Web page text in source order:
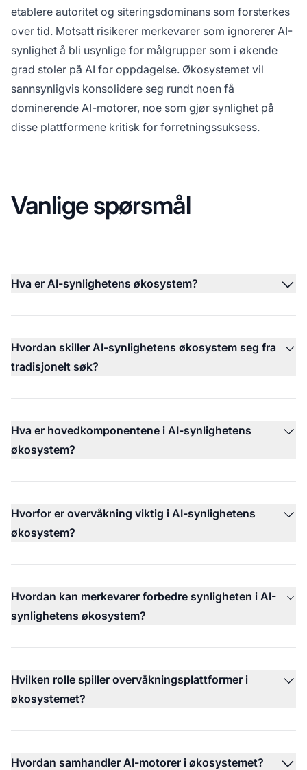
etablere autoritet og siteringsdominans som forsterkes
over tid. Motsatt risikerer merkevarer som ignorerer AI-
synlighet å bli usynlige for målgrupper som i økende
grad stoler på AI for oppdagelse. Økosystemet vil
sannsynligvis konsolidere seg rundt noen få
dominerende AI-motorer, noe som gjør synlighet på
disse plattformene kritisk for forretningssuksess.
Vanlige spørsmål
Hva er AI-synlighetens økosystem?
Hvordan skiller AI-synlighetens økosystem seg fra
tradisjonelt søk?
Hva er hovedkomponentene i AI-synlighetens
økosystem?
Hvorfor er overvåkning viktig i AI-synlighetens
økosystem?
Hvordan kan merkevarer forbedre synligheten i AI-
synlighetens økosystem?
Hvilken rolle spiller overvåkningsplattformer i
økosystemet?
Hvordan samhandler AI-motorer i økosystemet?